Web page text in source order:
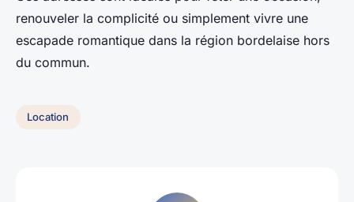
renouveler la complicité ou simplement vivre une
escapade romantique dans la région bordelaise hors
du commun.
Location